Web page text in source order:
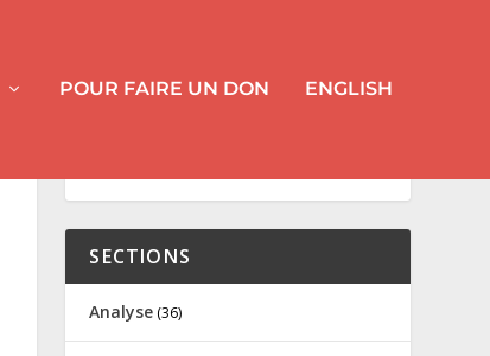
POUR FAIRE UN DON ENGLISH
SECTIONS
Analyse (36)